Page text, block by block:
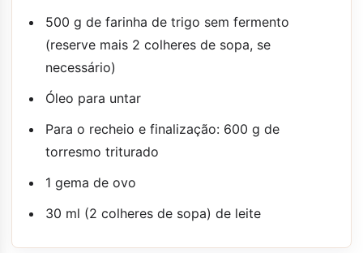
500 g de farinha de trigo sem fermento
(reserve mais 2 colheres de sopa, se
necessário)
Óleo para untar
Para o recheio e finalização: 600 g de
torresmo triturado
1 gema de ovo
30 ml (2 colheres de sopa) de leite